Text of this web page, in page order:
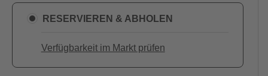
RESERVIEREN & ABHOLEN
Verfügbarkeit im Markt prüfen